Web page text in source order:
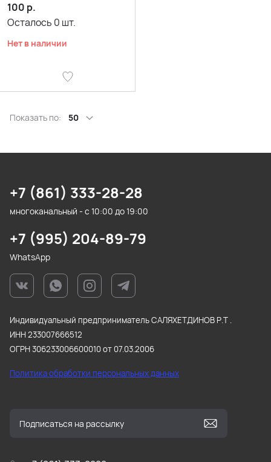
100 р.
Осталось 0 шт.
Нет в наличии
Показать по: 50
+7 (861) 333-28-28
многоканальный - с 10:00 до 19:00
+7 (995) 204-89-79
WhatsApp
Индивидуальный предприниматель САЛЯХЕТДИНОВ Р.Т .
ИНН 233007666512
ОГРН 306233006600010 от 07.03.2006
Политика обработки персональных данных